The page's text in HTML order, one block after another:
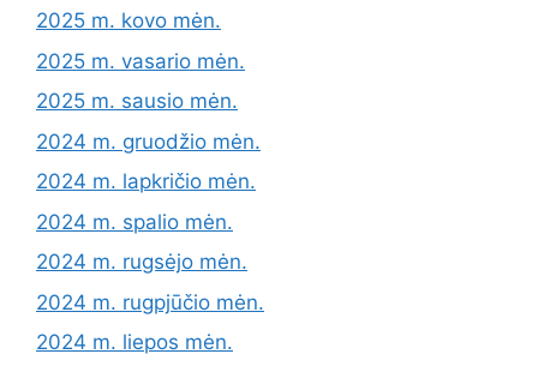
2025 m. kovo mėn.
2025 m. vasario mėn.
2025 m. sausio mėn.
2024 m. gruodžio mėn.
2024 m. lapkričio mėn.
2024 m. spalio mėn.
2024 m. rugsėjo mėn.
2024 m. rugpjūčio mėn.
2024 m. liepos mėn.